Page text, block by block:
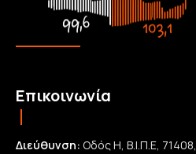
Επικοινωνία
Διεύθυνση: Οδός Η, Β.Ι.Π.Ε, 71408,